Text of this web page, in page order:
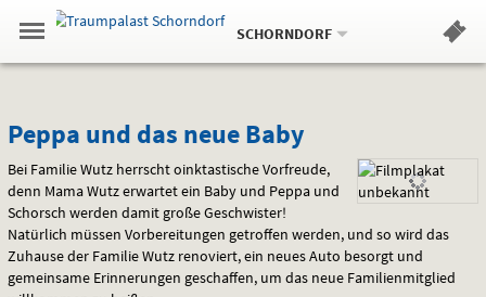
Springe
zum
,zum
.
Navigation
Gehe
zur
Standortauswahl
Standort:
SCHORNDORF.
Hinweis
Peppa
und
das
neue
Peppa und das neue Baby
Bei Familie Wutz herrscht oinktastische Vorfreude,
denn Mama Wutz erwartet ein Baby und Peppa und
Schorsch werden damit große Geschwister!
Natürlich müssen Vorbereitungen getroffen werden, und so wird das
Zuhause der Familie Wutz renoviert, ein neues Auto besorgt und
gemeinsame Erinnerungen geschaffen, um das neue Familienmitglied